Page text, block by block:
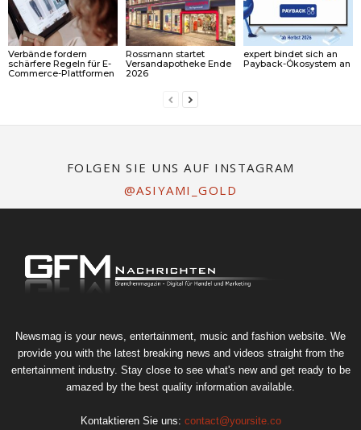
Verbände fordern
schärfere Regeln für E-
Commerce-Plattformen
Rossmann startet
Versandapotheke Ende
2026
expert bindet sich an
Payback-Ökosystem an
FOLGEN SIE UNS AUF INSTAGRAM
@ASIYAMI_GOLD
Newsmag is your news, entertainment, music and fashion website. We
provide you with the latest breaking news and videos straight from the
entertainment industry. Stay close to see what's new and get ready to be
amazed by the best quality information available.
Kontaktieren Sie uns: contact@yoursite.co